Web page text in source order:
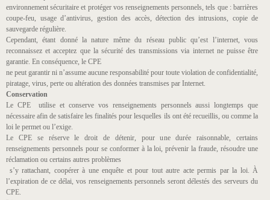
environnement sécuritaire et protéger vos renseignements personnels, tels que : barrières
coupe-feu, usage d’antivirus, gestion des accès, détection des intrusions, copie de
sauvegarde régulière.
Cependant, étant donné la nature même du réseau public qu’est l’internet, vous
reconnaissez et acceptez que la sécurité des transmissions via internet ne puisse être
garantie. En conséquence, le CPE
ne peut garantir ni n’assume aucune responsabilité pour toute violation de confidentialité,
piratage, virus, perte ou altération des données transmises par Internet.
Conservation
Le CPE utilise et conserve vos renseignements personnels aussi longtemps que
nécessaire afin de satisfaire les finalités pour lesquelles ils ont été recueillis, ou comme la
loi le permet ou l’exige.
Le CPE se réserve le droit de détenir, pour une durée raisonnable, certains
renseignements personnels pour se conformer à la loi, prévenir la fraude, résoudre une
réclamation ou certains autres problèmes
s’y rattachant, coopérer à une enquête et pour tout autre acte permis par la loi. À
l’expiration de ce délai, vos renseignements personnels seront délestés des serveurs du
CPE.